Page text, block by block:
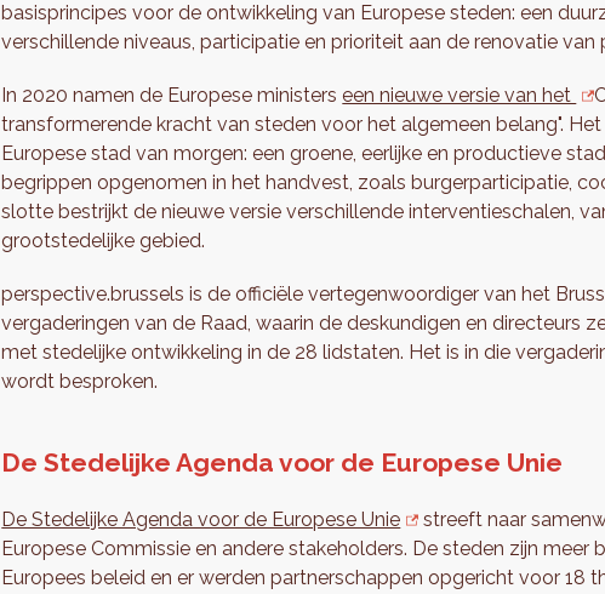
basisprincipes voor de ontwikkeling van Europese steden: een
verschillende niveaus, participatie en prioriteit aan de renovatie van
In 2020 namen de Europese ministerseen nieuwe versie van het
transformerende kracht van steden voor het algemeen belang".
Europese stad van morgen: een groene, eerlijke en productieve
begrippen opgenomen in het handvest, zoals burgerparticipatie,
slotte bestrijkt de nieuwe versie verschillende interventieschalen,
grootstedelijke gebied.
perspective.brussels is de officiële vertegenwoordiger van het
vergaderingen van de Raad, waarin de deskundigen en directeurs
met stedelijke ontwikkeling in de 28 lidstaten. Het is in die
wordt besproken.
De Stedelijke Agenda voor de Europese Unie
De Stedelijke Agenda voor de Europese Unie
streeft naar
Europese Commissie en andere stakeholders. De steden zijn meer
Europees beleid en er werden partnerschappen opgericht voor 18